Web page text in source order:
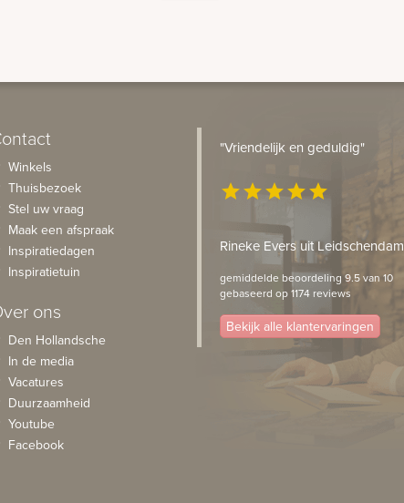
Winkels
Thuisbezoek
Stel uw vraag
Maak een afspraak
Inspiratiedagen
Inspiratietuin
ons
Den Hollandsche
In de media
Vacatures
Duurzaamheid
Youtube
Facebook
"Vriendelijk en geduldig"
starstarstarstarstar
Rineke Evers uit Leidschendam
gemiddelde beoordeling 9.5 van 10
gebaseerd op 1174 reviews
Bekijk alle klantervaringen